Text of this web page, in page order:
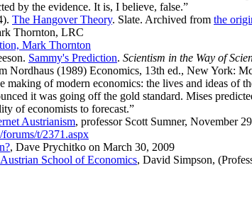
by the evidence. It is, I believe, false.”
The Hangover Theory. Slate. Archived from the
Thornton, LRC
Mark Thornton
Sammy's Prediction. Scientism in the Way of
Nordhaus (1989) Economics, 13th ed., New York:
making of modern economics: the lives and ideas of
it was going off the gold standard. Mises
of economists to forecast.”
Austrianism, professor Scott Sumner, November
t/2371.aspx
, Dave Prychitko on March 30, 2009
School of Economics, David Simpson,